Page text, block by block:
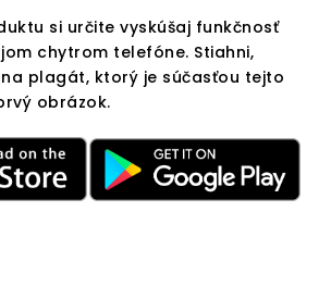
si určite vyskúšaj funkčnosť
chytrom telefóne. Stiahni,
plagát, ktorý je súčasťou tejto
obrázok.